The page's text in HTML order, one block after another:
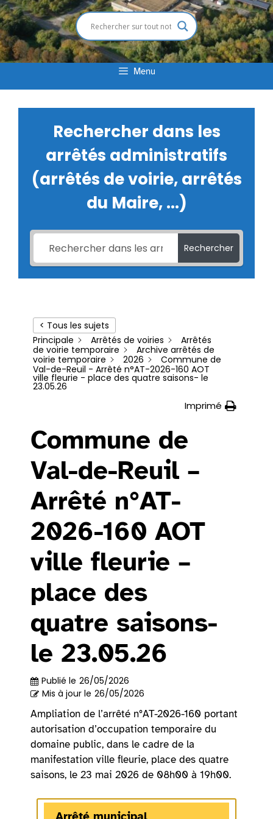
Menu
Rechercher dans les
arrêtés administratifs
(arrêtés de voirie, arrêtés
du Maire, ...)
Rechercher
< Tous les sujets
Principale
Arrêtés de voiries
Arrêtés
de voirie temporaire
Archive arrêtés de
voirie temporaire
2026
Commune de
Val-de-Reuil - Arrêté n°AT-2026-160 AOT
ville fleurie - place des quatre saisons- le
23.05.26
Imprimé
Commune de
Val-de-Reuil –
Arrêté n°AT-
2026-160 AOT
ville fleurie –
place des
quatre saisons-
le 23.05.26
Publié le 26/05/2026
Mis à jour le 26/05/2026
Ampliation de l’arrêté n°AT-2026-160 portant
autorisation d’occupation temporaire du
domaine public, dans le cadre de la
manifestation ville fleurie, place des quatre
saisons, le 23 mai 2026 de 08h00 à 19h00.